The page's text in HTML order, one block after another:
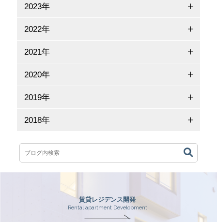
2023年
2022年
2021年
2020年
2019年
2018年
賃貸レジデンス開発
Rental apartment Development